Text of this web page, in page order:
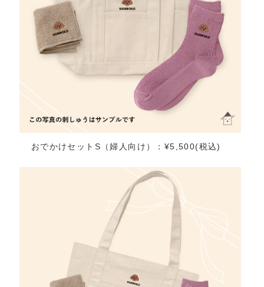
おでかけセットS（婦人向け）：¥5,500(税込)